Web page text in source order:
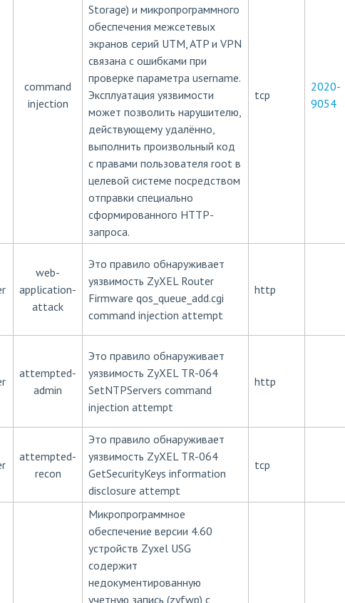
command
injection
Storage) и микропрограммного
обеспечения межсетевых
экранов серий UTM, ATP и VPN
связана с ошибками при
проверке параметра username.
Эксплуатация уязвимости
может позволить нарушителю,
действующему удалённо,
выполнить произвольный код
с правами пользователя root в
целевой системе посредством
отправки специально
сформированного HTTP-
запроса.
tcp
2020-
9054
web-
application-
attack
Это правило обнаруживает
уязвимость ZyXEL Router
Firmware qos_queue_add.cgi
command injection attempt
http
attempted-
admin
Это правило обнаруживает
уязвимость ZyXEL TR-064
SetNTPServers command
injection attempt
http
attempted-
recon
Это правило обнаруживает
уязвимость ZyXEL TR-064
GetSecurityKeys information
disclosure attempt
tcp
Микропрограммное
обеспечение версии 4.60
устройств Zyxel USG
содержит
недокументированную
учетную запись (zyfwp) с